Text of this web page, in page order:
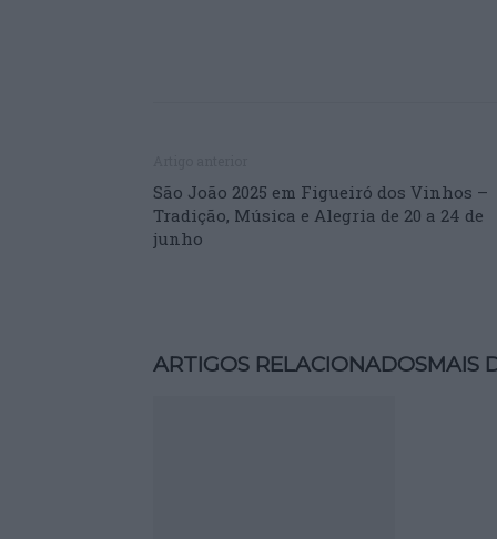
São João 2025 em Figueiró dos Vinhos –
Tradição, Música e Alegria de 20 a 24 de
junho
ARTIGOS RELACIONADOSMAIS